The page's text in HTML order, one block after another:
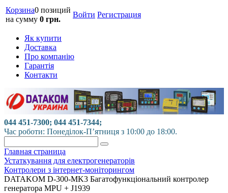
Корзина0 позиций
на сумму 0 грн.
Войти Регистрация
Як купити
Доставка
Про компанію
Гарантія
Контакти
044 451-7300; 044 451-7344;
Час роботи: Понеділок-П’ятниця з 10:00 до 18:00.
Главная страница
Устаткування для електрогенераторів
Контролери з інтернет-моніторингом
DATAKOM D-300-MK3 Багатофункціональний контролер
генератора MPU + J1939